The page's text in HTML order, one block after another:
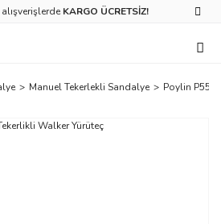
KARGO ÜCRETSİZ!
Manuel Tekerlekli Sandalye Poylin P551